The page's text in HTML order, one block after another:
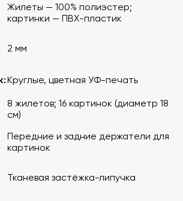
Жилеты — 100% полиэстер;
картинки — ПВХ-пластик
2 мм
Круглые, цветная УФ-печать
8 жилетов; 16 картинок (диаметр 18
см)
Передние и задние держатели для
картинок
Тканевая застёжка-липучка